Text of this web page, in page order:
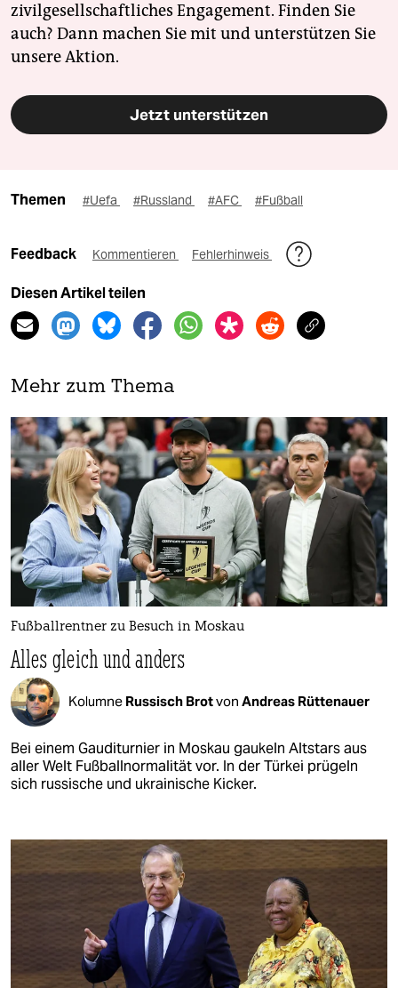
zivilgesellschaftliches Engagement. Finden Sie
auch? Dann machen Sie mit und unterstützen Sie
unsere Aktion.
Jetzt unterstützen
Themen #Uefa #Russland #AFC #Fußball
Feedback Kommentieren Fehlerhinweis
Diesen Artikel teilen
Mehr zum Thema
Fußballrentner zu Besuch in Moskau
Alles gleich und anders
Kolumne Russisch Brotvon Andreas Rüttenauer
Bei einem Gauditurnier in Moskau gaukeln Altstars aus
aller Welt Fußballnormalität vor. In der Türkei prügeln
sich russische und ukrainische Kicker.